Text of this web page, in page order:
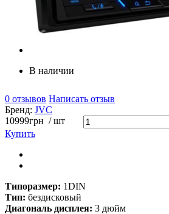
В наличии
0 отзывов Написать отзыв
Бренд: JVC
10999грн / шт
Купить
Типоразмер: 1DIN
Тип: бездисковый
Диагональ дисплея: 3 дюйм